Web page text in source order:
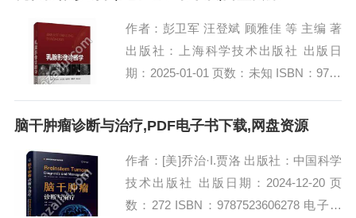
作者：彭卫军 汪登斌 顾雅佳 等 主编 著
出版社：上海科学技术出版社 出版日
期：2025-01-01 页数：未知 ISBN：9787
描版PD...
脑干肿瘤诊断与治疗,PDF电子书下载,网盘资源
作者：[美]乔治·I.贾洛 出版社：中国科学
技术出版社 出版日期：2024-12-20 页
数：272 ISBN：9787523606278 电子书